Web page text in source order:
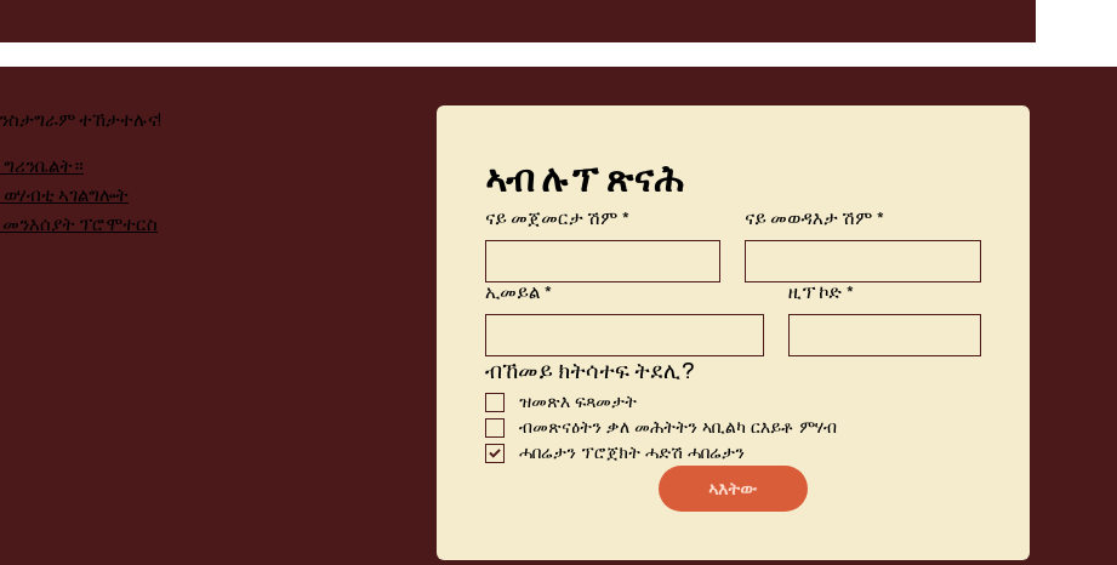
ተኸታተሉና!
ወሃብቲ ኣገልግሎት
መንእሰያት ፕሮሞተርስ
ኣብ ሉፕ ጽናሕ
ናይ መጀመርታ ሽም * ናይ መወዳእታ ሽም *
ኢመይል * ዚፕ ኮድ *
ብኸመይ ክትሳተፍ ትደሊ?
ዝመጽእ ፍጻመታት
ብመጽናዕትን ቃለ መሕትትን ኣቢልካ ርእይቶ ምሃብ
ሓበሬታን ፕሮጀክት ሓድሽ ሓበሬታን
ኣእትው